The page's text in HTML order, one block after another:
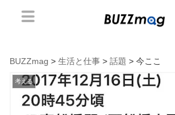
BUZZmag > 生活と仕事 > 話題 > 今ここ
考える